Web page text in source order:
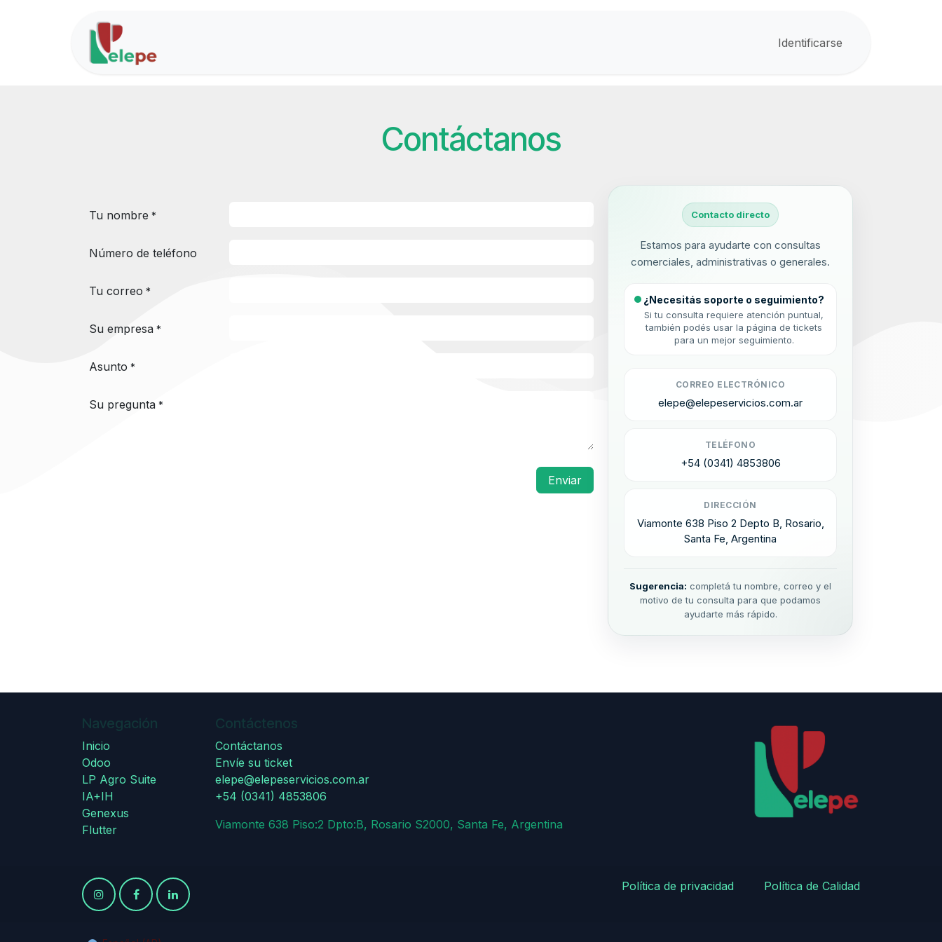
Identificarse
Contáctanos
Contacto directo
Estamos para ayudarte con consultas
comerciales, administrativas o generales.
¿Necesitás soporte o seguimiento?
Si tu consulta requiere atención puntual,
también podés usar la página de tickets
para un mejor seguimiento.
CORREO ELECTRÓNICO
elepe@elepeservicios.com.ar
TELÉFONO
+54 (0341) 4853806
DIRECCIÓN
Viamonte 638 Piso 2 Depto B, Rosario,
Santa Fe, Argentina
Sugerencia: completá tu nombre, correo y el
motivo de tu consulta para que podamos
ayudarte más rápido.
Tu nombre *
Número de teléfono
Tu correo *
Su empresa *
Asunto *
Su pregunta *
Enviar
Navegación
Inicio
Odoo
LP Agro Suite
IA+IH
Genexus
Flutter
Contáctenos
Contáctanos
Envíe su ticket
elepe@elepeservicios.com.ar
+54 (0341) 4853806
Viamonte 638 Piso:2 Dpto:B, Rosario S2000, Santa Fe, Argentina
Política de privacidad ​Política de Calidad